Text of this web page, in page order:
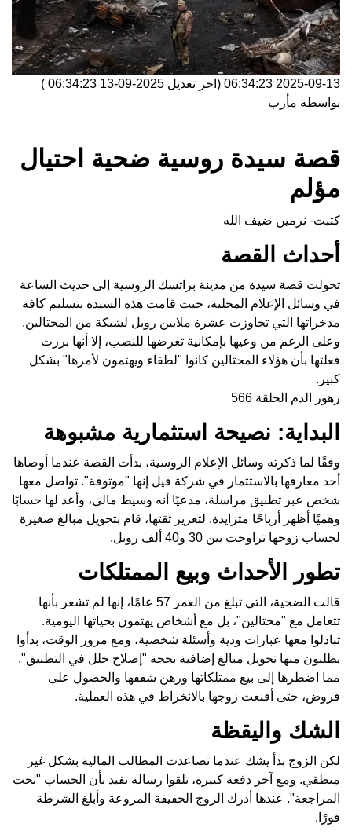
2025-09-13 06:34:23 (اخر تعديل 2025-09-13 06:34:23
)
بواسطة مأرب
قصة سيدة روسية ضحية احتيال
مؤلم
كتبت- نرمين ضيف الله
أحداث القصة
تحولت قصة سيدة من مدينة براتسك الروسية إلى حديث الساعة
في وسائل الإعلام المحلية، حيث قامت هذه السيدة بتسليم كافة
مدخراتها التي تجاوزت عشرة ملايين روبل لشبكة من المحتالين.
وعلى الرغم من وعيها بإمكانية تعرضها للنصب، إلا أنها بررت
فعلتها بأن هؤلاء المحتالين كانوا "لطفاء ويهتمون لأمرها" بشكل
كبير.
زهور الدم الحلقة 566
البداية: نصيحة استثمارية مشبوهة
وفقًا لما ذكرته وسائل الإعلام الروسية، بدأت القصة عندما أوصاها
أحد معارفها بالاستثمار في شركة قيل إنها "موثوقة". تواصل معها
شخص عبر تطبيق مراسلة، مدعيًا أنه وسيط مالي، وأعد لها حسابًا
وهميًا أظهر أرباحًا متزايدة. لتعزيز ثقتها، قام بتحويل مبالغ صغيرة
لحساب زوجها تراوحت بين 30 و40 ألف روبل.
تطور الأحداث وبيع الممتلكات
قالت الضحية، التي تبلغ من العمر 57 عامًا، إنها لم تشعر بأنها
تتعامل مع "محتالين"، بل مع أشخاص يهتمون بحياتها اليومية.
تبادلوا معها عبارات ودية وأسئلة شخصية، ومع مرور الوقت، بدأوا
يطلبون منها تحويل مبالغ إضافية بحجة "إصلاح خلل في التطبيق".
مما اضطرها إلى بيع ممتلكاتها ورهن شققها والحصول على
قروض، حتى أقنعت زوجها بالانخراط في هذه العملية.
الشك واليقظة
لكن الزوج بدأ يشك عندما تصاعدت المطالب المالية بشكل غير
منطقي. ومع آخر دفعة كبيرة، تلقوا رسالة تفيد بأن الحساب "تحت
المراجعة". عندها أدرك الزوج الحقيقة المروعة وأبلغ الشرطة
فورًا.